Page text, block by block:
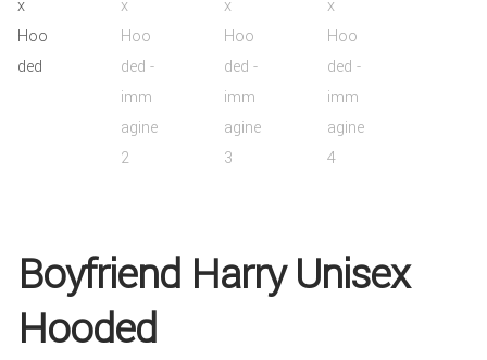
CREA IL TUO BRAND
COLLABORA CON NOI
TEESTORE BUSINESS
Boyfriend Harry Unisex
Hooded